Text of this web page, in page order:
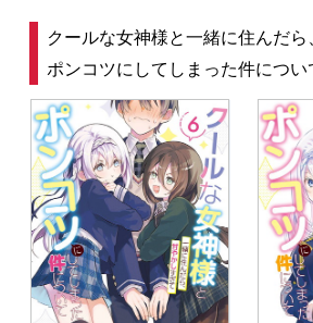
クールな女神様と一緒に住んだ
ポンコツにしてしまった件につい